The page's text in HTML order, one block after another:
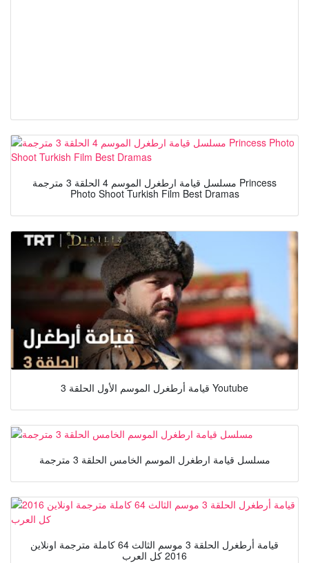
مسلسل قيامة ارطغرل الموسم 4 الحلقة 3 مترجمة Princess
Photo Shoot Turkish Film Best Dramas
قيامة أرطغرل الموسم الأول الحلقة 3 Youtube
مسلسل قيامة ارطغرل الموسم الخامس الحلقة 3 مترجمة
قيامة أرطغرل الحلقة 3 موسم الثالث 64 كاملة مترجمة اونلاين
2016 كل العرب